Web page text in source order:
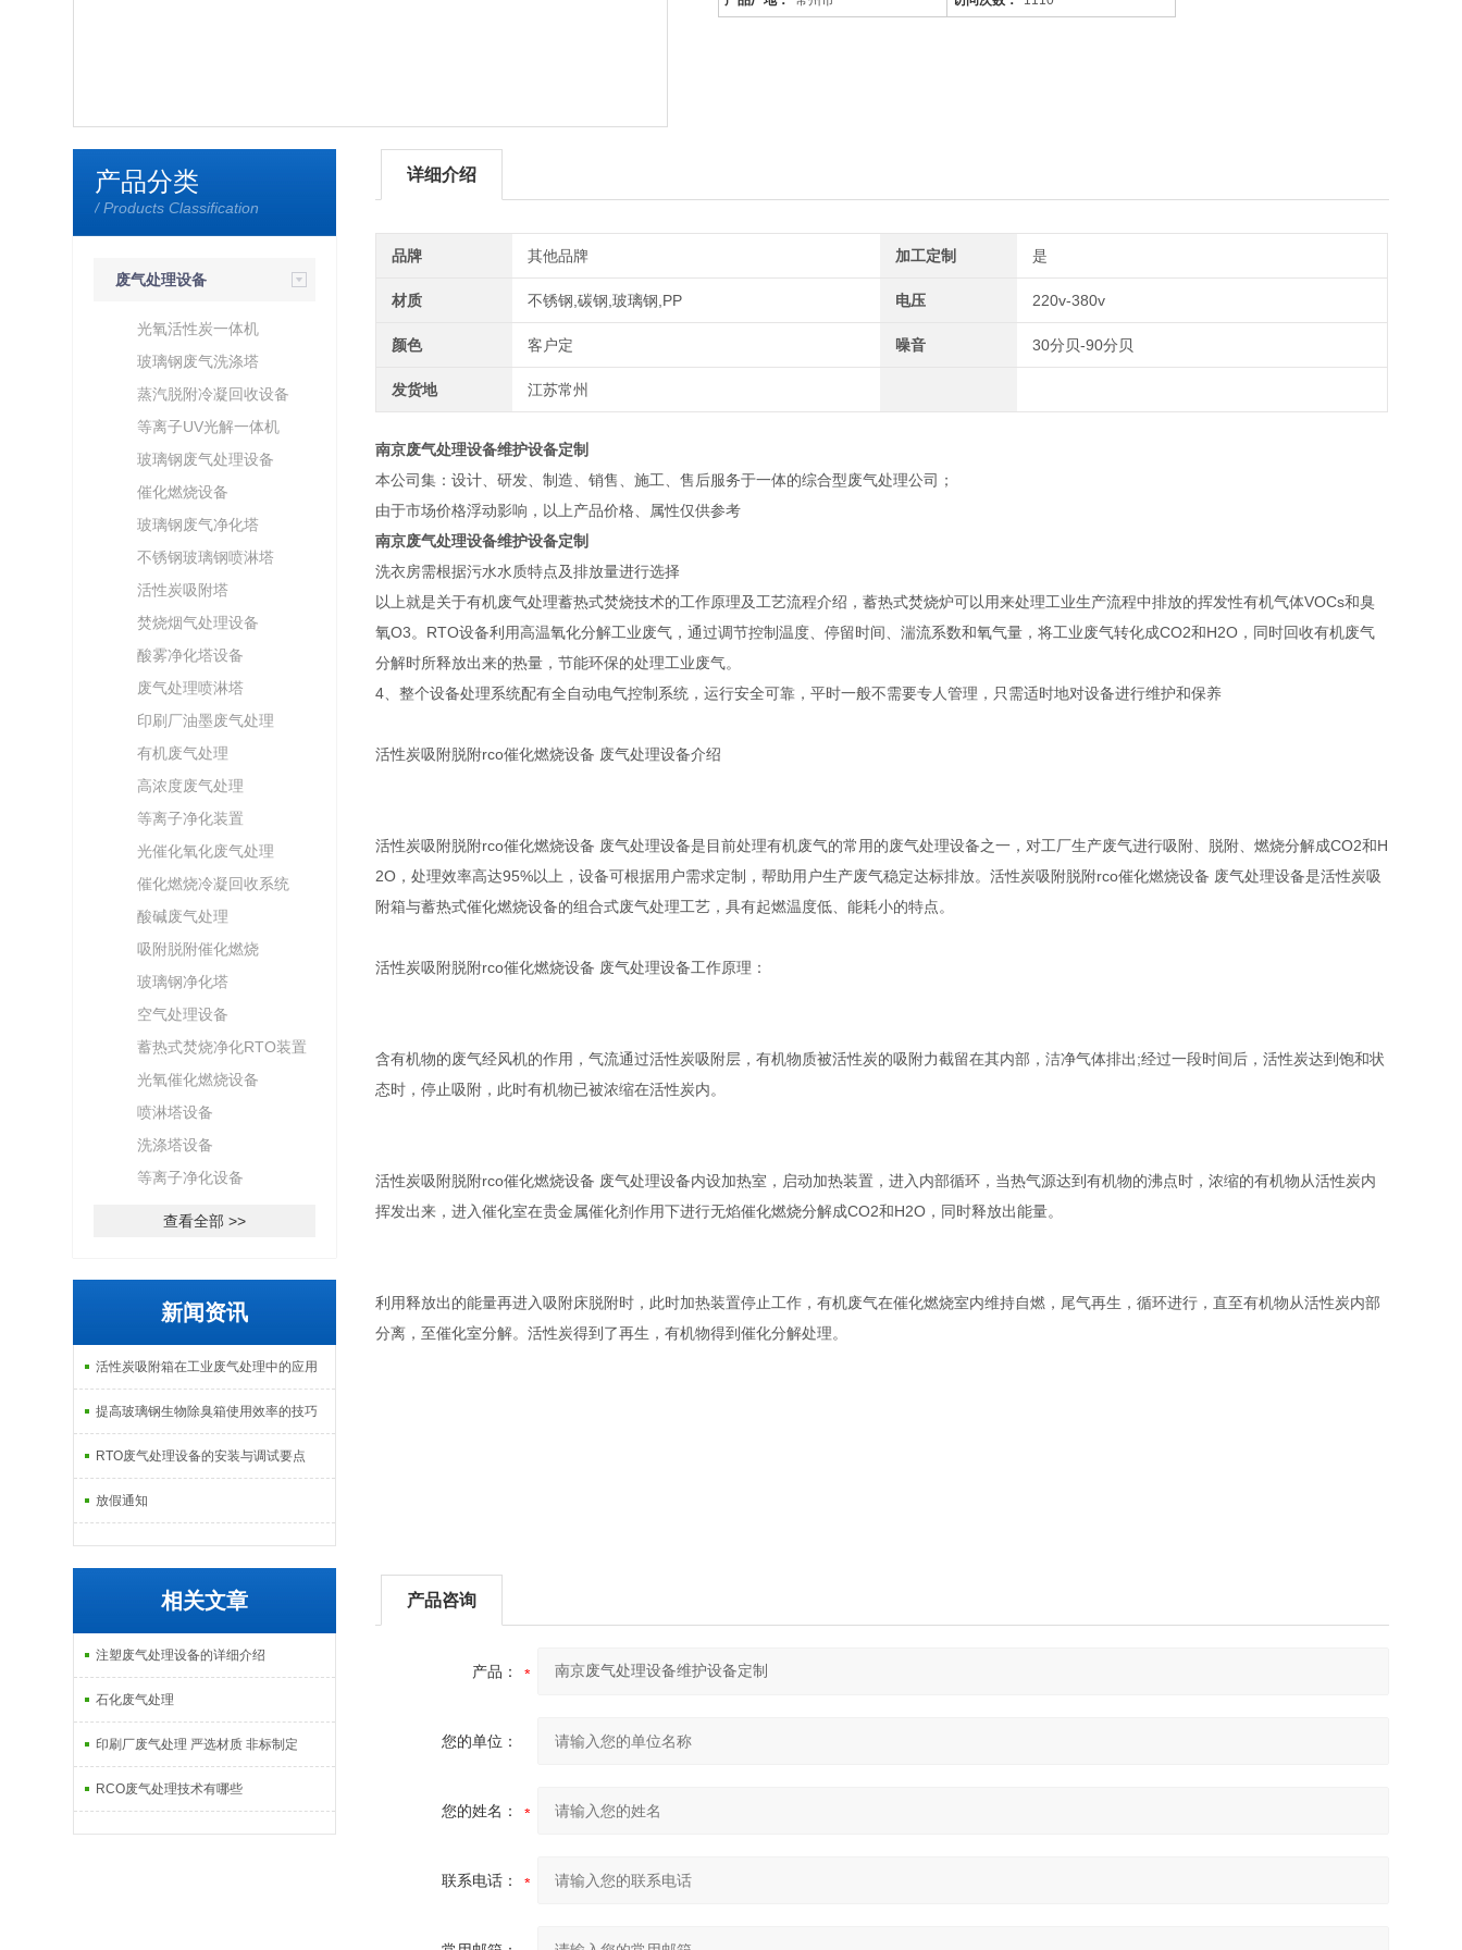
产品分类
/ Products Classification
废气处理设备
光氧活性炭一体机
玻璃钢废气洗涤塔
蒸汽脱附冷凝回收设备
等离子UV光解一体机
玻璃钢废气处理设备
催化燃烧设备
玻璃钢废气净化塔
不锈钢玻璃钢喷淋塔
活性炭吸附塔
焚烧烟气处理设备
酸雾净化塔设备
废气处理喷淋塔
印刷厂油墨废气处理
有机废气处理
高浓度废气处理
等离子净化装置
光催化氧化废气处理
催化燃烧冷凝回收系统
酸碱废气处理
吸附脱附催化燃烧
玻璃钢净化塔
空气处理设备
蓄热式焚烧净化RTO装置
光氧催化燃烧设备
喷淋塔设备
洗涤塔设备
等离子净化设备
查看全部 >>
新闻资讯
活性炭吸附箱在工业废气处理中的应用
提高玻璃钢生物除臭箱使用效率的技巧
RTO废气处理设备的安装与调试要点
放假通知
相关文章
注塑废气处理设备的详细介绍
石化废气处理
印刷厂废气处理 严选材质 非标制定
RCO废气处理技术有哪些
详细介绍
品牌 其他品牌 加工定制 是
材质 不锈钢,碳钢,玻璃钢,PP 电压 220v-380v
颜色 客户定 噪音 30分贝-90分贝
发货地 江苏常州
南京废气处理设备维护设备定制
本公司集：设计、研发、制造、销售、施工、售后服务于一体的综合型废气处理公司；
由于市场价格浮动影响，以上产品价格、属性仅供参考
南京废气处理设备维护设备定制
洗衣房需根据污水水质特点及排放量进行选择
以上就是关于有机废气处理蓄热式焚烧技术的工作原理及工艺流程介绍，蓄热式焚烧炉可以用来处理工业生产流程中排放的挥发性有机气体VOCs和臭
氧O3。RTO设备利用高温氧化分解工业废气，通过调节控制温度、停留时间、湍流系数和氧气量，将工业废气转化成CO2和H2O，同时回收有机废气
分解时所释放出来的热量，节能环保的处理工业废气。
4、整个设备处理系统配有全自动电气控制系统，运行安全可靠，平时一般不需要专人管理，只需适时地对设备进行维护和保养
活性炭吸附脱附rco催化燃烧设备 废气处理设备介绍
活性炭吸附脱附rco催化燃烧设备 废气处理设备是目前处理有机废气的常用的废气处理设备之一，对工厂生产废气进行吸附、脱附、燃烧分解成CO2和H
2O，处理效率高达95%以上，设备可根据用户需求定制，帮助用户生产废气稳定达标排放。活性炭吸附脱附rco催化燃烧设备 废气处理设备是活性炭吸
附箱与蓄热式催化燃烧设备的组合式废气处理工艺，具有起燃温度低、能耗小的特点。
活性炭吸附脱附rco催化燃烧设备 废气处理设备工作原理：
含有机物的废气经风机的作用，气流通过活性炭吸附层，有机物质被活性炭的吸附力截留在其内部，洁净气体排出;经过一段时间后，活性炭达到饱和状
态时，停止吸附，此时有机物已被浓缩在活性炭内。
活性炭吸附脱附rco催化燃烧设备 废气处理设备内设加热室，启动加热装置，进入内部循环，当热气源达到有机物的沸点时，浓缩的有机物从活性炭内
挥发出来，进入催化室在贵金属催化剂作用下进行无焰催化燃烧分解成CO2和H2O，同时释放出能量。
利用释放出的能量再进入吸附床脱附时，此时加热装置停止工作，有机废气在催化燃烧室内维持自燃，尾气再生，循环进行，直至有机物从活性炭内部
分离，至催化室分解。活性炭得到了再生，有机物得到催化分解处理。
产品咨询
产品：
您的单位：
您的姓名：
联系电话：